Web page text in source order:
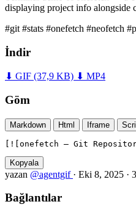
displaying project info alongside
#git #stats #onefetch #neofetch
İndir
⬇ GIF (37,9 KB) ⬇ MP4
Göm
Markdown Html Iframe
[![onefetch — Git
Kopyala
yazan @agentgif · Eki 8, 2025 ·
Bağlantılar